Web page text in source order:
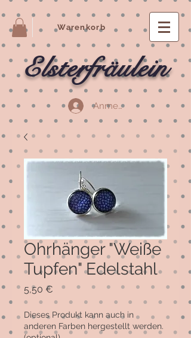
Warenkorb
Elsterfräulein
Anmelden
Ohrhänger "Weiße
Tupfen" Edelstahl
5,50 € Preis
Dieses Produkt kann auch in
anderen Farben hergestellt werden.